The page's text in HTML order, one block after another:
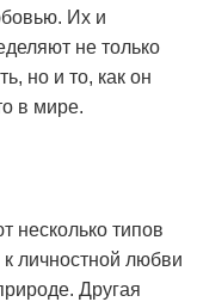
Их и
не только
но и то, как он
в мире.
несколько типов
личностной любви
Другая